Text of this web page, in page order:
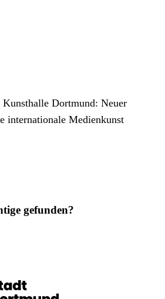
Dortmund: Neuer
internationale Medienkunst
gefunden?